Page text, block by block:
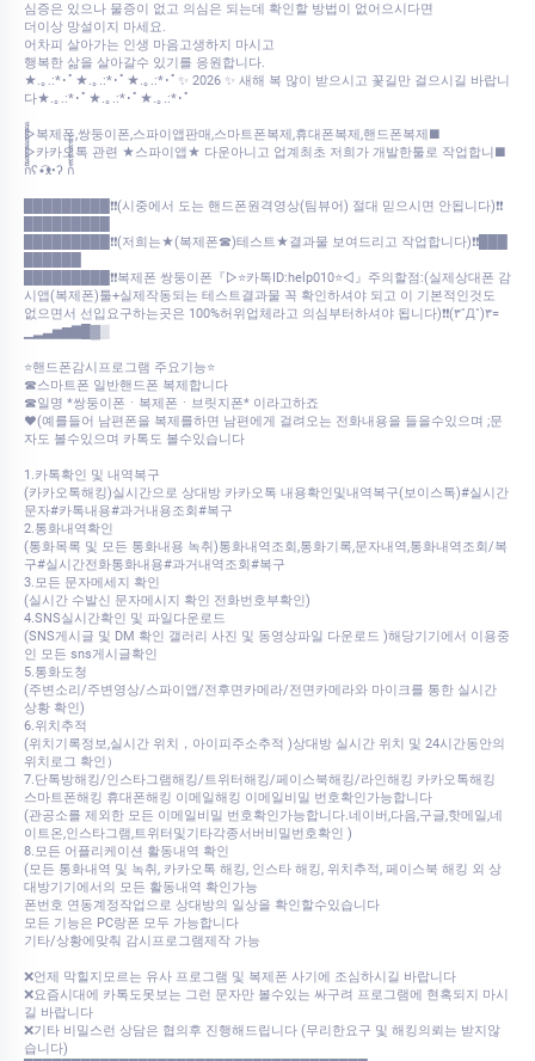
심증은 있으나 물증이 없고 의심은 되는데 확인할 방법이 없어으시다면
더이상 망설이지 마세요.
어차피 살아가는 인생 마음고생하지 마시고
행복한 삶을 살아갈수 있기를 응원합니다.
★.｡.:*･ﾟ★.｡.:*･ﾟ★.｡.:*･ﾟ✨ 2026 ✨ 새해 복 많이 받으시고 꽃길만 걸으시길 바랍니
다★.｡.:*･ﾟ★.｡.:*･ﾟ★.｡.:*･ﾟ
▷복제폰,쌍둥이폰,스파이앱판매,스마트폰복제,휴대폰복제,핸드폰복제■
▷카카오톡 관련 ★스파이앱★ 다운아니고 업계최초 저희가 개발한툴로 작업합니■
ก็็็็็็็็็็็็็ʕ•͡ᴥ•ʔ ก้้้้้้้้้้้
█████████❗❗(시중에서 도는 핸드폰원격영상(팀뷰어) 절대 믿으시면 안됩니다)❗❗
█████████❗❗(저희는★(복제폰☎)테스트★결과물 보여드리고 작업합니다)❗❗███
█████████❗❗복제폰 쌍둥이폰『▷⭐카톡ID:help010⭐◁』주의할점:(실제상대폰 감
시앱(복제폰)툴+실제작동되는 테스트결과물 꼭 확인하셔야 되고 이 기본적인것도
없으면서 선입요구하는곳은 100%허위업체라고 의심부터하셔야 됩니다)❗❗(۳˚Д˚)۳=
▁▂▃▅▆▇█▓▒
⭐핸드폰감시프로그램 주요기능⭐
☎스마트폰 일반핸드폰 복제합니다
☎일명 *쌍둥이폰ㆍ복제폰ㆍ브릿지폰* 이라고하죠
♥(예를들어 남편폰을 복제를하면 남편에게 걸려오는 전화내용을 들을수있으며 ;문
자도 볼수있으며 카톡도 볼수있습니다
1.카톡확인 및 내역복구
(카카오톡해킹)실시간으로 상대방 카카오톡 내용확인및내역복구(보이스톡)#실시간
문자#카톡내용#과거내용조회#복구
2.통화내역확인
(통화목록 및 모든 통화내용 녹취)통화내역조회,통화기록,문자내역,통화내역조회/복
구#실시간전화통화내용#과거내역조회#복구
3.모든 문자메세지 확인
(실시간 수발신 문자메시지 확인 전화번호부확인)
4.SNS실시간확인 및 파일다운로드
(SNS게시글 및 DM 확인 갤러리 사진 및 동영상파일 다운로드 )해당기기에서 이용중
인 모든 sns게시글확인
5.통화도청
(주변소리/주변영상/스파이앱/전후면카메라/전면카메라와 마이크를 통한 실시간
상황 확인)
6.위치추적
(위치기록정보,실시간 위치，아이피주소추적 )상대방 실시간 위치 및 24시간동안의
위치로그 확인）
7.단톡방해킹/인스타그램해킹/트위터해킹/페이스북해킹/라인해킹 카카오톡해킹
스마트폰해킹 휴대폰해킹 이메일해킹 이메일비밀 번호확인가능합니다
(관공소를 제외한 모든 이메일비밀 번호확인가능합니다.네이버,다음,구글,핫메일,네
이트온,인스타그램,트위터및기타각종서버비밀번호확인 )
8.모든 어플리케이션 활동내역 확인
(모든 통화내역 및 녹취, 카카오톡 해킹, 인스타 해킹, 위치추적, 페이스북 해킹 외 상
대방기기에서의 모든 활동내역 확인가능
폰번호 연동계정작업으로 상대방의 일상을 확인할수있습니다
모든 기능은 PC랑폰 모두 가능합니다
기타/상황에맞춰 감시프로그램제작 가능
❌언제 막힐지모르는 유사 프로그램 및 복제폰 사기에 조심하시길 바랍니다
❌요즘시대에 카톡도못보는 그런 문자만 볼수있는 싸구려 프로그램에 현혹되지 마시
길 바랍니다
❌기타 비밀스런 상담은 협의후 진행해드립니다 (무리한요구 및 해킹의뢰는 받지않
습니다)